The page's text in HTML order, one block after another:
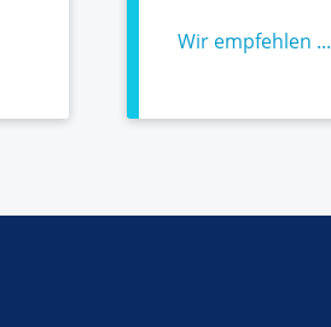
Wir empfehlen ...